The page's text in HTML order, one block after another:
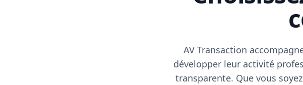
AV Transaction
développer leur activité
transparente. Que vous